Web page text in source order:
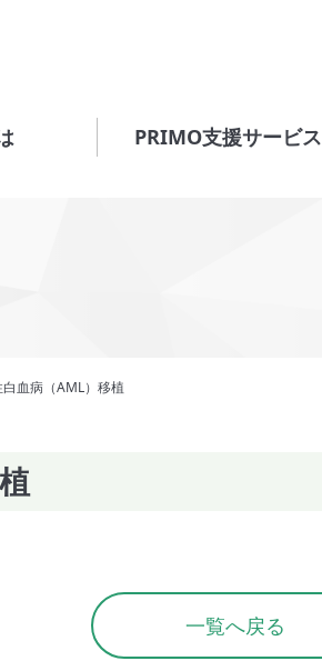
PRIMO支援サービス
血病（AML）移植
一覧へ戻る